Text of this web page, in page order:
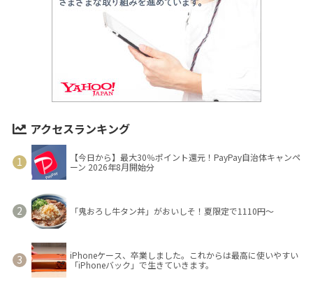
アクセスランキング
【今日から】最大30％ポイント還元！PayPay自治体キャンペ
ーン 2026年8月開始分
「鬼おろし牛タン丼」がおいしそ！夏限定で1110円～
iPhoneケース、卒業しました。これからは最高に使いやすい
「iPhoneバック」で生きていきます。